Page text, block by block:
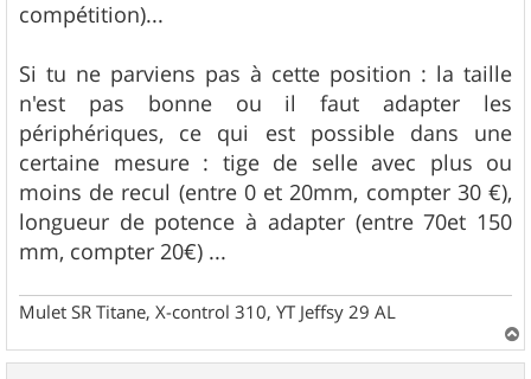
compétition)...
Si tu ne parviens pas à cette position : la taille
n'est pas bonne ou il faut adapter les
périphériques, ce qui est possible dans une
certaine mesure : tige de selle avec plus ou
moins de recul (entre 0 et 20mm, compter 30 €),
longueur de potence à adapter (entre 70et 150
mm, compter 20€) ...
Mulet SR Titane, X-control 310, YT Jeffsy 29 AL
a